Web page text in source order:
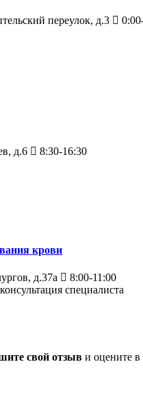
переулок, д.3
д.6 8:30-16:30
крови
д.37а
8:00-11:00
специалиста
свой отзыв и оцените